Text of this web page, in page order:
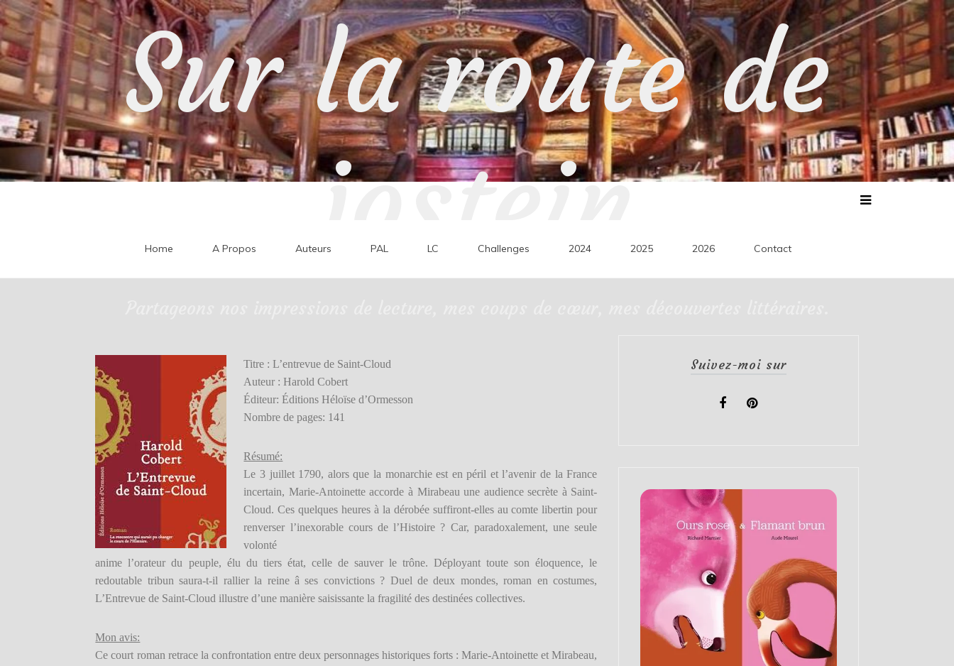
Skip
to
content
Sur la route de
jostein
Home A Propos Auteurs PAL LC Challenges 2024 2025 2026 Contact
Titre : L’entrevue de Saint-Cloud
Auteur : Harold Cobert
Éditeur: Éditions Héloïse d’Ormesson
Nombre de pages: 141
Résumé:
Le 3 juillet 1790, alors que la monarchie est en péril et l’avenir de la France
incertain, Marie-Antoinette accorde à Mirabeau une audience secrète à Saint-
Cloud. Ces quelques heures à la dérobée suffiront-elles au comte libertin pour
renverser l’inexorable cours de l’Histoire ? Car, paradoxalement, une seule
volonté
anime l’orateur du peuple, élu du tiers état, celle de sauver le trône. Déployant toute son éloquence, le
redoutable tribun saura-t-il rallier la reine â ses convictions ? Duel de deux mondes, roman en costumes,
L’Entrevue de Saint-Cloud illustre d’une manière saisissante la fragilité des destinées collectives.
Mon avis:
Ce court roman retrace la confrontation entre deux personnages historiques forts : Marie-Antoinette et Mirabeau,
Suivez-moi sur